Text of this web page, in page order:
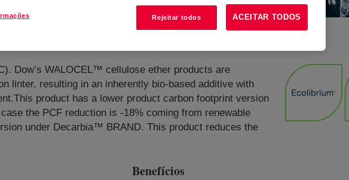
Dow’s WALOCEL™ cellulose ether products are
linter, resulting in an inherently bio-based additive with
product has a lower product carbon footprint version
the PCF reduction is -18% coming from renewable
under Decarbia™ BRAND. This product reduces the
Benefícios
Rejeitar todos ACEITAR TODOS